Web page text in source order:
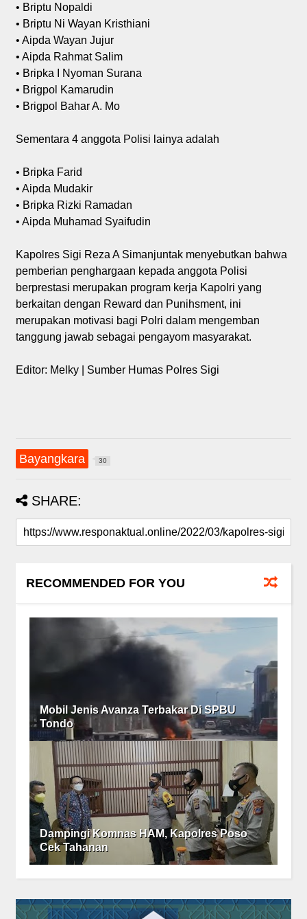
• Briptu Nopaldi
• Briptu Ni Wayan Kristhiani
• Aipda Wayan Jujur
• Aipda Rahmat Salim
• Bripka I Nyoman Surana
• Brigpol Kamarudin
• Brigpol Bahar A. Mo
Sementara 4 anggota Polisi lainya adalah
• Bripka Farid
• Aipda Mudakir
• Bripka Rizki Ramadan
• Aipda Muhamad Syaifudin
Kapolres Sigi Reza A Simanjuntak menyebutkan bahwa
pemberian penghargaan kepada anggota Polisi
berprestasi merupakan program kerja Kapolri yang
berkaitan dengan Reward dan Punihsment, ini
merupakan motivasi bagi Polri dalam mengemban
tanggung jawab sebagai pengayom masyarakat.
Editor: Melky | Sumber Humas Polres Sigi
Bayangkara 30
SHARE:
RECOMMENDED FOR YOU
Mobil Jenis Avanza Terbakar Di SPBU
Tondo
Dampingi Komnas HAM, Kapolres Poso
Cek Tahanan